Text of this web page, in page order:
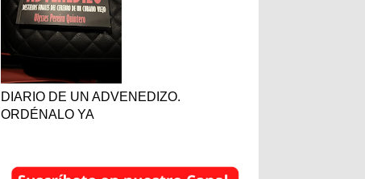
DIARIO DE UN ADVENEDIZO.
ORDÉNALO YA